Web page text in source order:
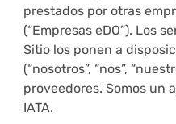
prestados por otras
(“Empresas eDO”). Los
Sitio los ponen a
(“nosotros”, “nos”,
proveedores. Somos un
IATA.